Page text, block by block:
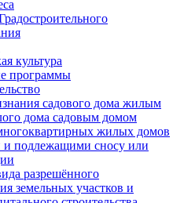
культура
программы
садового дома жилым
дома садовым домом
жилых домов
подлежащими сносу или
разрешённого
земельных участков и